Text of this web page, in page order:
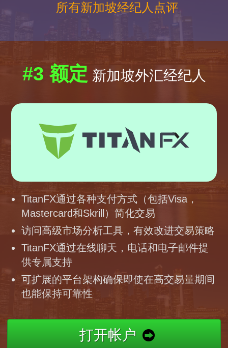
所有新加坡经纪人点评
#3 额定 新加坡外汇经纪人
TitanFX通过各种支付方式（包括Visa，
Mastercard和Skrill）简化交易
访问高级市场分析工具，有效改进交易策略
TitanFX通过在线聊天，电话和电子邮件提
供专属支持
可扩展的平台架构确保即使在高交易量期间
也能保持可靠性
打开帐户